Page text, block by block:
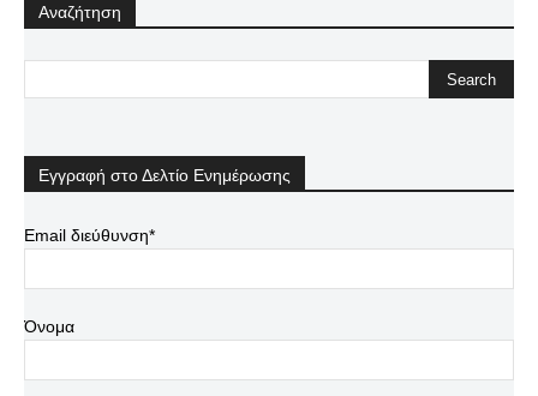
Αναζήτηση
Εγγραφή στο Δελτίο Ενημέρωσης
Email διεύθυνση*
Όνομα